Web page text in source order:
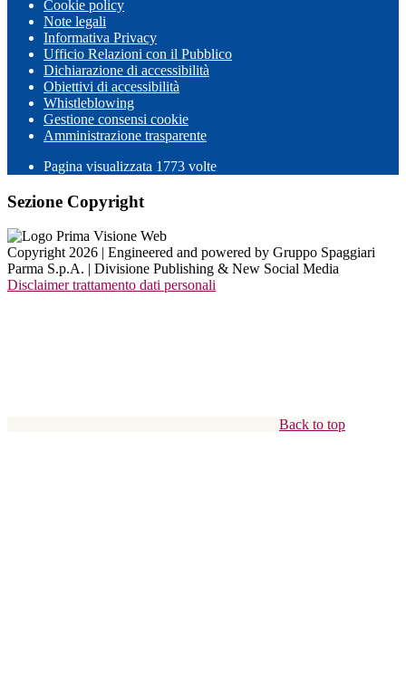
Cookie policy
Note legali
Informativa Privacy
Ufficio Relazioni con il Pubblico
Dichiarazione di accessibilità
Obiettivi di accessibilità
Whistleblowing
Gestione consensi cookie
Amministrazione trasparente
Pagina visualizzata 1773 volte
Sezione Copyright
Copyright 2026 | Engineered and powered by Gruppo Spaggiari
Parma S.p.A. | Divisione Publishing & New Social Media
Disclaimer trattamento dati personali
Back to top